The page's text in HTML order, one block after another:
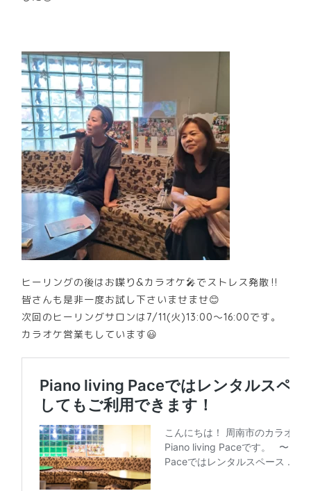
ヒーリングの後はお喋り&カラオケ🎤でストレス発散‼️
皆さんも是非一度お試し下さいませませ😊
次回のヒーリングサロンは7/11(火)13:00～16:00です。
カラオケ営業もしています😃